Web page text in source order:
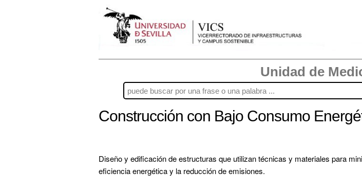
Unidad de
Construcción con Bajo Consumo
Diseño y edificación de estructuras que utilizan técnicas y materiales para
eficiencia energética y la reducción de emisiones.